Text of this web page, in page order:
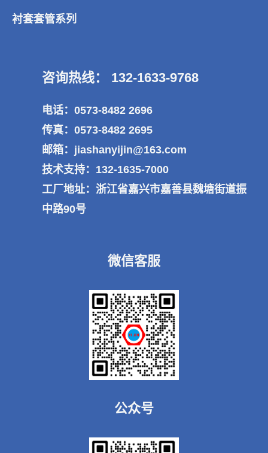
衬套套管系列
咨询热线： 132-1633-9768
电话：0573-8482 2696
传真：0573-8482 2695
邮箱：jiashanyijin@163.com
技术支持：132-1635-7000
工厂地址：浙江省嘉兴市嘉善县魏塘街道振
中路90号
微信客服
公众号